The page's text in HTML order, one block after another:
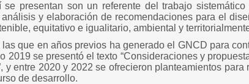
se presentan son un referente del trabajo
y elaboración de recomendaciones para el
equitativo e igualitario, ambiental y
que en años previos ha generado el GNCD para
2019 se presentó el texto “Consideraciones y
y entre 2020 y 2022 se ofrecieron planteamientos para
de desarrollo.